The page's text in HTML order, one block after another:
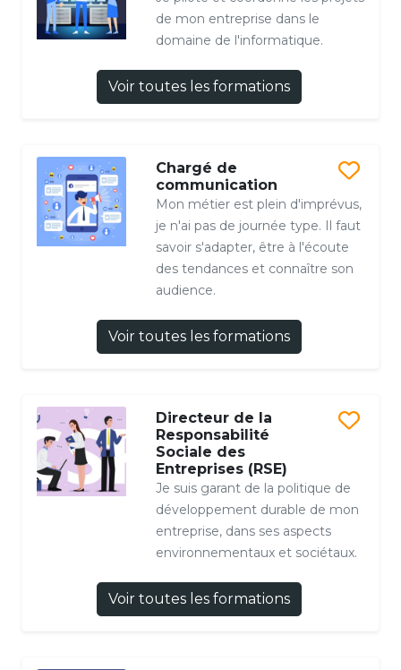
de mon entreprise dans le
domaine de l'informatique.
Voir toutes les formations
Chargé de
communication
Mon métier est plein d'imprévus,
je n'ai pas de journée type. Il faut
savoir s'adapter, être à l'écoute
des tendances et connaître son
audience.
Voir toutes les formations
Directeur de la
Responsabilité
Sociale des
Entreprises (RSE)
Je suis garant de la politique de
développement durable de mon
entreprise, dans ses aspects
environnementaux et sociétaux.
Voir toutes les formations